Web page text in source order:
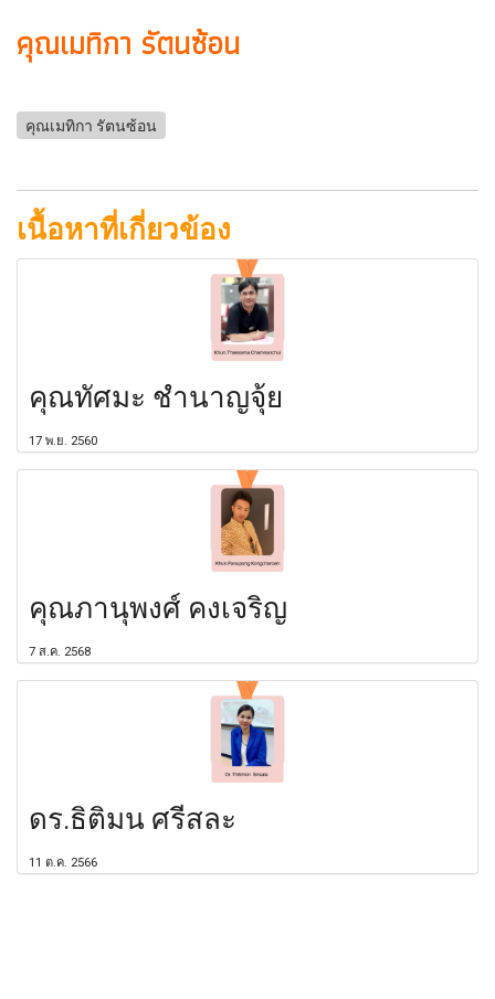
คุณเมทิกา รัตนซ้อน
คุณเมทิกา รัตนซ้อน
เนื้อหาที่เกี่ยวข้อง
คุณทัศมะ ชำนาญจุ้ย
17 พ.ย. 2560
คุณภานุพงศ์ คงเจริญ
7 ส.ค. 2568
ดร.ธิติมน ศรีสละ
11 ต.ค. 2566